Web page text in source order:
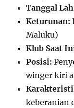
Tanggal
Keturunan:
Maluku)
Klub Saat
Posisi:
winger kiri
keberanian